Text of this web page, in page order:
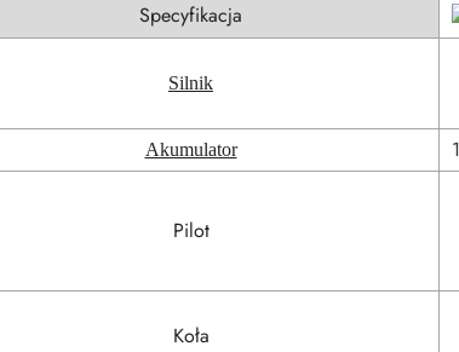
Specyfikacja
Silnik
Akumulator
Pilot
Koła